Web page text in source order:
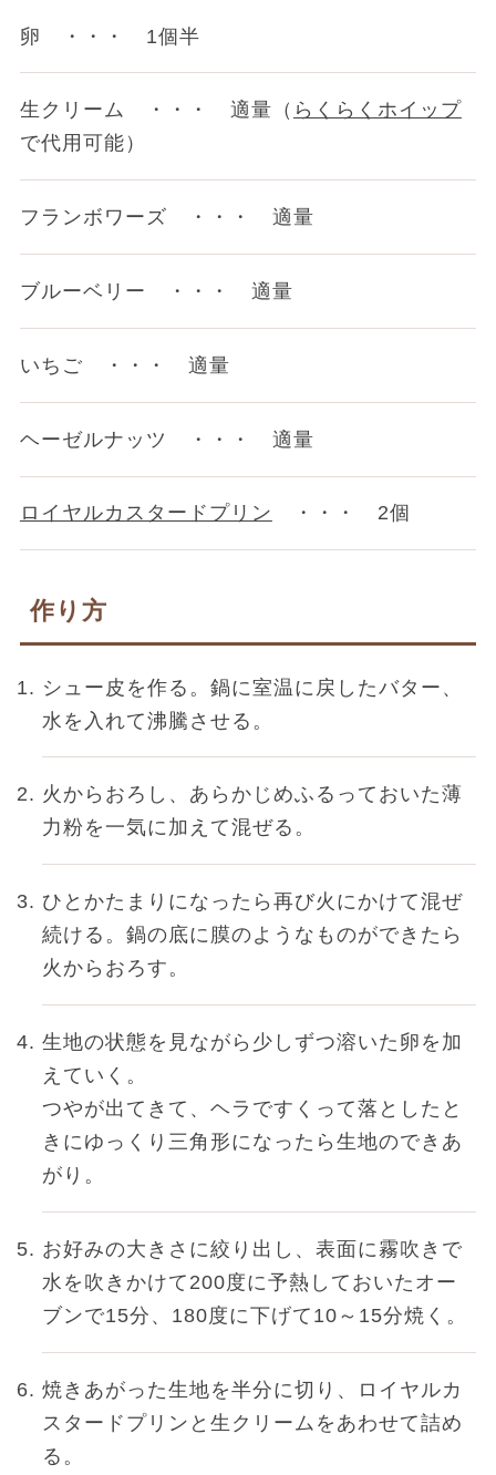
卵 ・・・ 1個半
生クリーム ・・・ 適量（ らくらくホイップ
で代用可能）
フランボワーズ ・・・ 適量
ブルーベリー ・・・ 適量
いちご ・・・ 適量
ヘーゼルナッツ ・・・ 適量
ロイヤルカスタードプリン ・・・ 2個
作り方
シュー皮を作る。鍋に室温に戻したバター、
水を入れて沸騰させる。
火からおろし、あらかじめふるっておいた薄
力粉を一気に加えて混ぜる。
ひとかたまりになったら再び火にかけて混ぜ
続ける。鍋の底に膜のようなものができたら
火からおろす。
生地の状態を見ながら少しずつ溶いた卵を加
えていく。
つやが出てきて、ヘラですくって落としたと
きにゆっくり三角形になったら生地のできあ
がり。
お好みの大きさに絞り出し、表面に霧吹きで
水を吹きかけて200度に予熱しておいたオー
ブンで15分、180度に下げて10～15分焼く。
焼きあがった生地を半分に切り、ロイヤルカ
スタードプリンと生クリームをあわせて詰め
る。